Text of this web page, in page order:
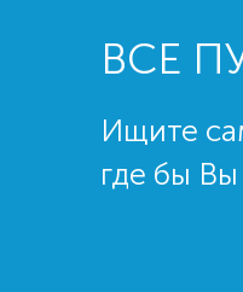
ВСЕ
Ищите
где бы